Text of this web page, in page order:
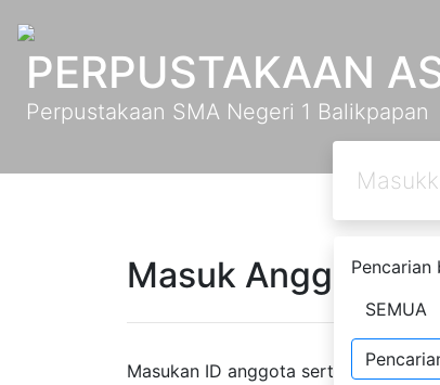
PERPUSTAKAAN
Perpustakaan SMA Negeri 1 Balikpapan
Pencarian
SEMUA
Masuk Anggota
Masukan ID anggota serta kata